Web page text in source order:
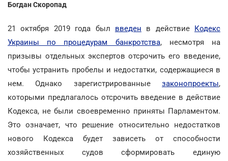
Богдан Скоропад
21 октября 2019 года был введен в действие Кодекс
Украины по процедурам банкротства, несмотря на
призывы отдельных экспертов отсрочить его введение,
чтобы устранить пробелы и недостатки, содержащиеся в
нем. Однако зарегистрированные законопроекты,
которыми предлагалось отсрочить введение в действие
Кодекса, не были своевременно приняты Парламентом.
Это означает, что решение относительно недостатков
нового Кодекса будет зависеть от способности
хозяйственных судов сформировать единую